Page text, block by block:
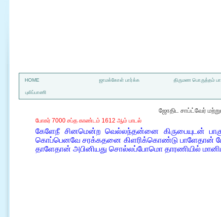
HOME ஜாமக்கோள் பார்க்க திருமண பொருத்தம்
புலிப்பாணி
ஜோதிட சாப்ட்வேர்
போகர் 7000 சப்த காண்டம் 1612 ஆம் பாடல்
கேளேநீ சினமென்ற வெல்லந்தன்னை கிருபையுடன்
கொப்பெனவே சரக்கதனை கிளரிக்கொண்டு பாளேதான்
தாளேதான் அபினியது சொல்லப்போமொ தாரணியில்